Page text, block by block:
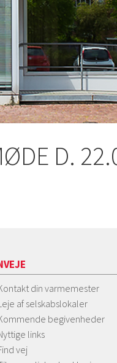
D.
din varmemester
af selskabslokaler
begivenheder
links
vej